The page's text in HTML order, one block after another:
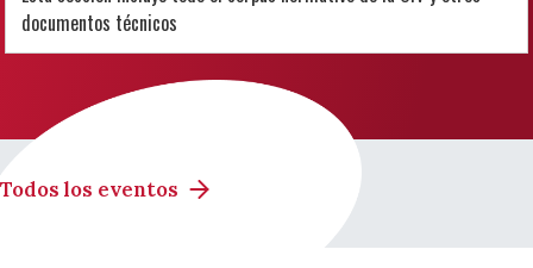
documentos técnicos
Todos los eventos